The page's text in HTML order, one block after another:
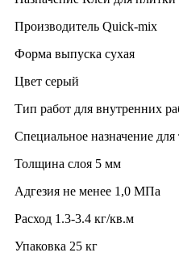
Производитель Quick-mix
Форма выпуска сухая
Цвет серый
Тип работ для внутренних
Специальное назначение для
Толщина слоя 5 мм
Адгезия не менее 1,0 МПа
Расход 1.3-3.4 кг/кв.м
Упаковка 25 кг